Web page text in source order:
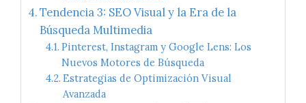
Tendencia 3: SEO Visual y la Era de la
Búsqueda Multimedia
Pinterest, Instagram y Google Lens: Los
Nuevos Motores de Búsqueda
Estrategias de Optimización Visual
Avanzada